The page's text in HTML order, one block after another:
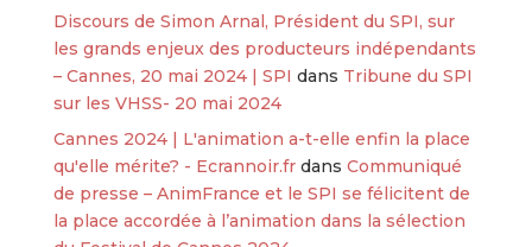
Discours de Simon Arnal, Président du SPI, sur
les grands enjeux des producteurs indépendants
– Cannes, 20 mai 2024 | SPI dans Tribune du SPI
sur les VHSS- 20 mai 2024
Cannes 2024 | L'animation a-t-elle enfin la place
qu'elle mérite? - Ecrannoir.frdans Communiqué
de presse – AnimFrance et le SPI se félicitent de
la place accordée à l’animation dans la sélection